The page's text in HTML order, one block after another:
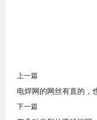
上一篇
电焊网的网丝有直的，
下一篇